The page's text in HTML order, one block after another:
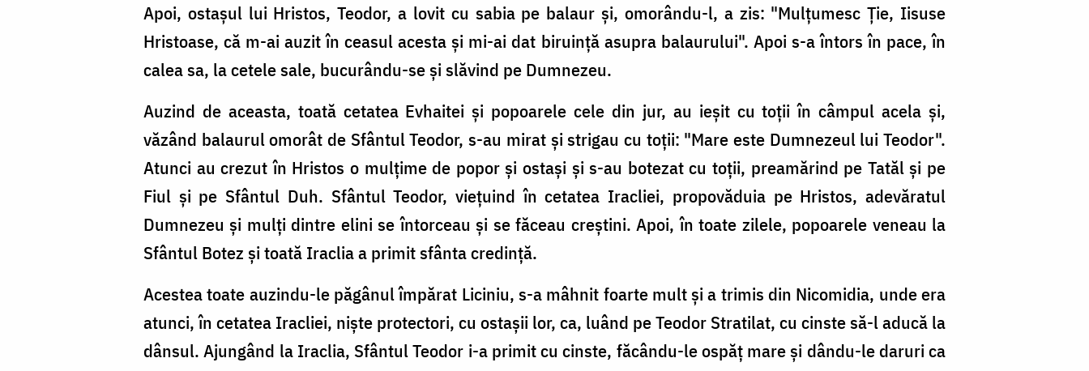
Apoi, ostașul lui Hristos, Teodor, a lovit cu sabia pe balaur și, omorându-l, a zis: "Mulțumesc Ție, Iisuse
Hristoase, că m-ai auzit în ceasul acesta și mi-ai dat biruință asupra balaurului". Apoi s-a întors în pace, în
calea sa, la cetele sale, bucurându-se și slăvind pe Dumnezeu.
Auzind de aceasta, toată cetatea Evhaitei și popoarele cele din jur, au ieșit cu toții în câmpul acela și,
văzând balaurul omorât de Sfântul Teodor, s-au mirat și strigau cu toții: "Mare este Dumnezeul lui Teodor".
Atunci au crezut în Hristos o mulțime de popor și ostași și s-au botezat cu toții, preamărind pe Tatăl și pe
Fiul și pe Sfântul Duh. Sfântul Teodor, viețuind în cetatea Iracliei, propovăduia pe Hristos, adevăratul
Dumnezeu și mulți dintre elini se întorceau și se făceau creștini. Apoi, în toate zilele, popoarele veneau la
Sfântul Botez și toată Iraclia a primit sfânta credință.
Acestea toate auzindu-le păgânul împărat Liciniu, s-a mâhnit foarte mult și a trimis din Nicomidia, unde era
atunci, în cetatea Iracliei, niște protectori, cu ostașii lor, ca, luând pe Teodor Stratilat, cu cinste să-l aducă la
dânsul. Ajungând la Iraclia, Sfântul Teodor i-a primit cu cinste, făcându-le ospăț mare și dându-le daruri ca